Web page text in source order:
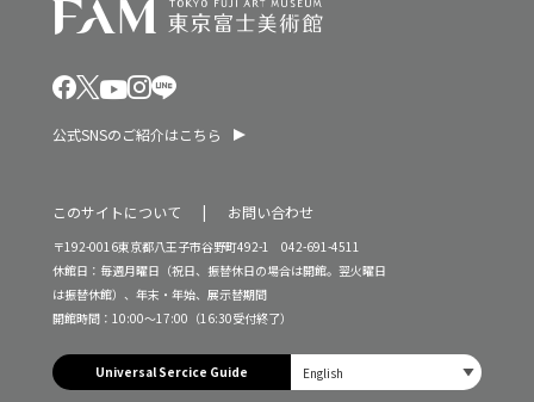
公式SNSのご紹介はこちら
このサイトについて お問い合わせ
〒192-0016東京都八王子市谷野町492-1 042-691-4511
休館日：毎週月曜日（祝日、振替休日の場合は開館。翌火曜日
は振替休館）、年末・年始、展示替期間
開館時間：10:00～17:00（16:30受付終了）
Universal Sercice Guide